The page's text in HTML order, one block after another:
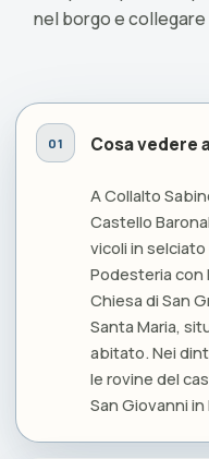
nel borgo e
Cosa vedere
A Collalto
Castello
vicoli in
Podesteria con
Chiesa di San
Santa Maria,
abitato. Nei
le rovine del
San Giovanni in